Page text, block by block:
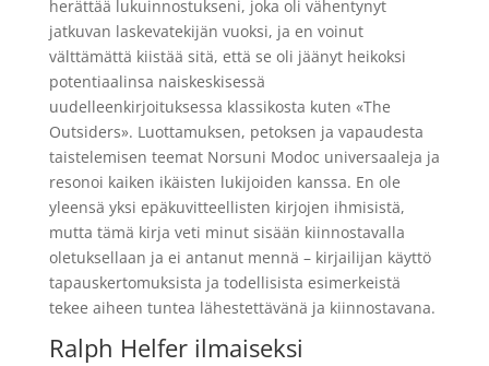
herättää lukuinnostukseni, joka oli vähentynyt
jatkuvan laskevatekijän vuoksi, ja en voinut
välttämättä kiistää sitä, että se oli jäänyt heikoksi
potentiaalinsa naiskeskisessä
uudelleenkirjoituksessa klassikosta kuten «The
Outsiders». Luottamuksen, petoksen ja vapaudesta
taistelemisen teemat Norsuni Modoc universaaleja ja
resonoi kaiken ikäisten lukijoiden kanssa. En ole
yleensä yksi epäkuvitteellisten kirjojen ihmisistä,
mutta tämä kirja veti minut sisään kiinnostavalla
oletuksellaan ja ei antanut mennä – kirjailijan käyttö
tapauskertomuksista ja todellisista esimerkeistä
tekee aiheen tuntea lähestettävänä ja kiinnostavana.
Ralph Helfer ilmaiseksi